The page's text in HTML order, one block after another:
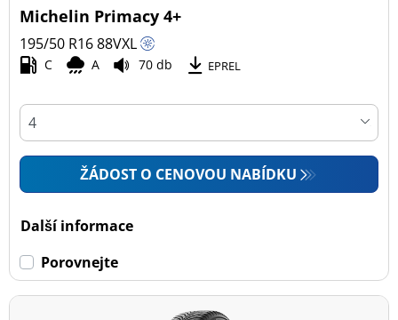
Michelin Primacy 4+
195/50 R1688VXL
C A 70 db EPREL
ŽÁDOST O CENOVOU NABÍDKU
Další informace
Porovnejte